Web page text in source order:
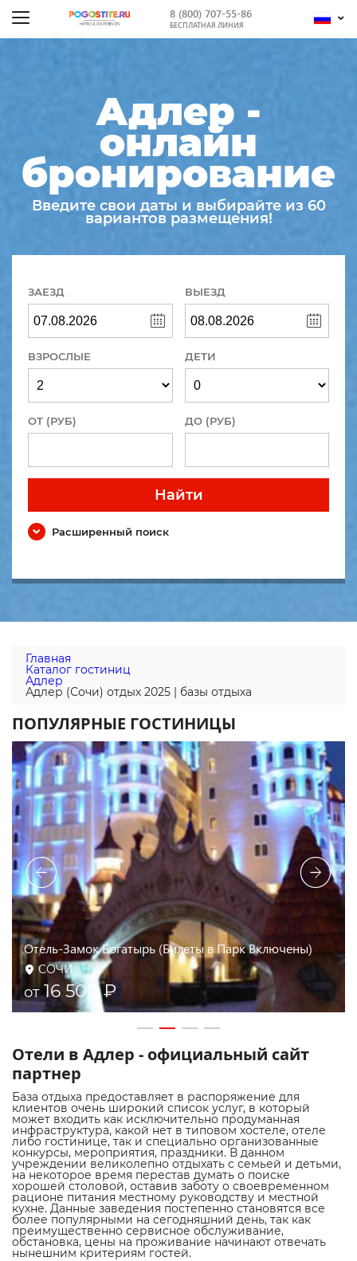
8 (800) 707-55-86
БЕСПЛАТНАЯ ЛИНИЯ
Адлер -
онлайн
бронирование
Введите свои даты и выбирайте из 60
вариантов размещения!
ЗАЕЗД ВЫЕЗД
ВЗРОСЛЫЕ ДЕТИ
ОТ (РУБ) ДО (РУБ)
Найти
Расширенный поиск
Главная
Каталог гостиниц
Адлер
Адлер (Сочи) отдых 2025 | базы отдыха
ПОПУЛЯРНЫЕ ГОСТИНИЦЫ
Рэдиссон Блю Резорт Сочи - Radisson Blu Resort &
Congress Centre
СОЧИ
от15 233 ₽
Отели в Адлер - официальный сайт
партнер
База отдыха предоставляет в распоряжение для
клиентов очень широкий список услуг, в который
может входить как исключительно продуманная
инфраструктура, какой нет в типовом хостеле, отеле
либо гостинице, так и специально организованные
конкурсы, мероприятия, праздники. В данном
учреждении великолепно отдыхать с семьей и детьми,
на некоторое время перестав думать о поиске
хорошей столовой, оставив заботу о своевременном
рационе питания местному руководству и местной
кухне. Данные заведения постепенно становятся все
более популярными на сегодняшний день, так как
преимущественно сервисное обслуживание,
обстановка, цены на проживание начинают отвечать
нынешним критериям гостей.